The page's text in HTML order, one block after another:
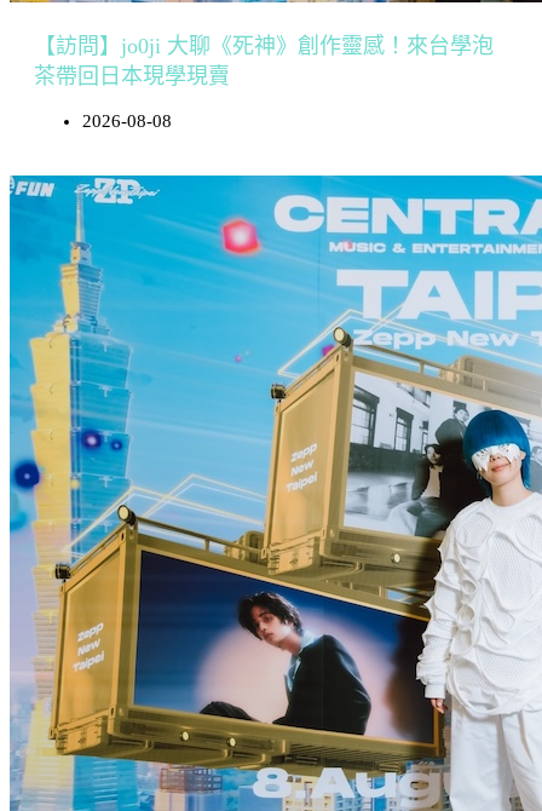
【訪問】jo0ji 大聊《死神》創作靈感！來台學泡
茶帶回日本現學現賣
2026-08-08